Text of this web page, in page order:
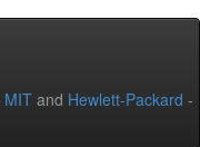
MIT and Hewlett-Packard -